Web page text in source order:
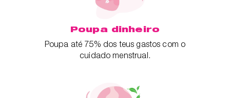
Poupa dinheiro
Poupa até 75% dos teus gastos com o
cuidado menstrual.